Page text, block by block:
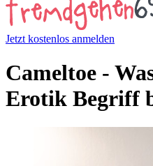
Jetzt kostenlos anmelden
Cameltoe -
Erotik Begriff